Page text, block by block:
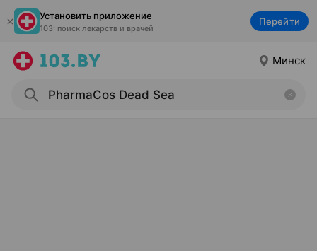
Установить приложение
103: поиск лекарств и врачей
Перейти
Минск